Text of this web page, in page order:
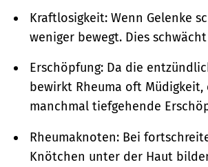
Kraftlosigkeit: Wenn Gelenke
weniger bewegt. Dies
Erschöpfung: Da die
bewirkt Rheuma oft
manchmal tiefgehende
Rheumaknoten: Bei
Knötchen unter der Haut